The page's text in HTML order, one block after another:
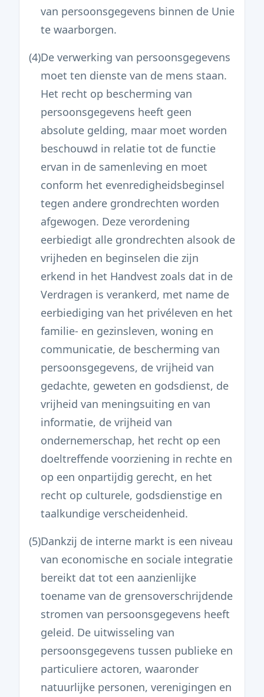
van persoonsgegevens binnen de Unie
te waarborgen.
(4)De verwerking van persoonsgegevens
moet ten dienste van de mens staan.
Het recht op bescherming van
persoonsgegevens heeft geen
absolute gelding, maar moet worden
beschouwd in relatie tot de functie
ervan in de samenleving en moet
conform het evenredigheidsbeginsel
tegen andere grondrechten worden
afgewogen. Deze verordening
eerbiedigt alle grondrechten alsook de
vrijheden en beginselen die zijn
erkend in het Handvest zoals dat in de
Verdragen is verankerd, met name de
eerbiediging van het privéleven en het
familie- en gezinsleven, woning en
communicatie, de bescherming van
persoonsgegevens, de vrijheid van
gedachte, geweten en godsdienst, de
vrijheid van meningsuiting en van
informatie, de vrijheid van
ondernemerschap, het recht op een
doeltreffende voorziening in rechte en
op een onpartijdig gerecht, en het
recht op culturele, godsdienstige en
taalkundige verscheidenheid.
(5)Dankzij de interne markt is een niveau
van economische en sociale integratie
bereikt dat tot een aanzienlijke
toename van de grensoverschrijdende
stromen van persoonsgegevens heeft
geleid. De uitwisseling van
persoonsgegevens tussen publieke en
particuliere actoren, waaronder
natuurlijke personen, verenigingen en